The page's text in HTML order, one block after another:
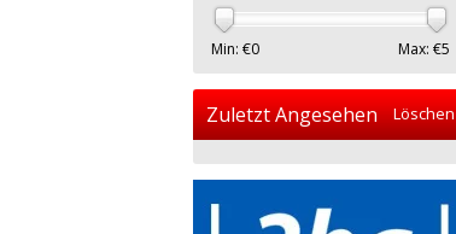
Min: €0 Max: €5
Zuletzt Angesehen Löschen